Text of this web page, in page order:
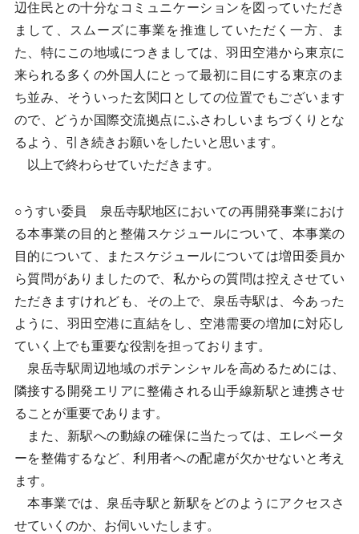
辺住民との十分なコミュニケーションを図っていただき
まして、スムーズに事業を推進していただく一方、ま
た、特にこの地域につきましては、羽田空港から東京に
来られる多くの外国人にとって最初に目にする東京のま
ち並み、そういった玄関口としての位置でもございます
ので、どうか国際交流拠点にふさわしいまちづくりとな
るよう、引き続きお願いをしたいと思います。
以上で終わらせていただきます。
○うすい委員 泉岳寺駅地区においての再開発事業におけ
る本事業の目的と整備スケジュールについて、本事業の
目的について、またスケジュールについては増田委員か
ら質問がありましたので、私からの質問は控えさせてい
ただきますけれども、その上で、泉岳寺駅は、今あった
ように、羽田空港に直結をし、空港需要の増加に対応し
ていく上でも重要な役割を担っております。
泉岳寺駅周辺地域のポテンシャルを高めるためには、
隣接する開発エリアに整備される山手線新駅と連携させ
ることが重要であります。
また、新駅への動線の確保に当たっては、エレベータ
ーを整備するなど、利用者への配慮が欠かせないと考え
ます。
本事業では、泉岳寺駅と新駅をどのようにアクセスさ
せていくのか、お伺いいたします。